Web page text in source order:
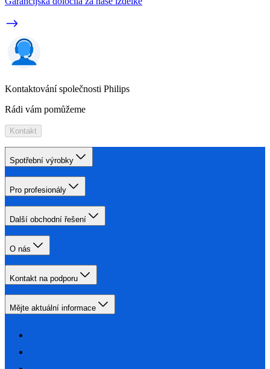
Kontaktování společnosti Philips
Rádi vám pomůžeme
Kontakt
Spotřební výrobky
Pro profesionály
Další obchodní řešení
O nás
Kontakt na podporu
Mějte aktuální informace